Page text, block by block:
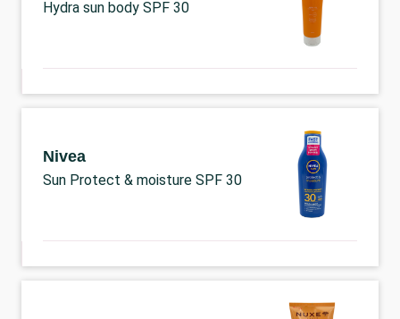
Hydra sun body SPF 30
Nivea
Sun Protect & moisture SPF 30